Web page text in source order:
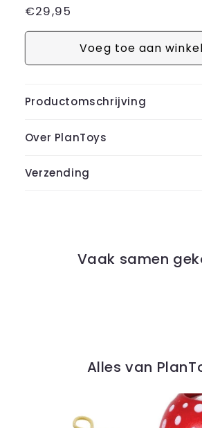
Normale
prijs
€29,95
Voeg toe aan
Productomschrijving
Over PlanToys
Verzending
Vaak samen
Alles van